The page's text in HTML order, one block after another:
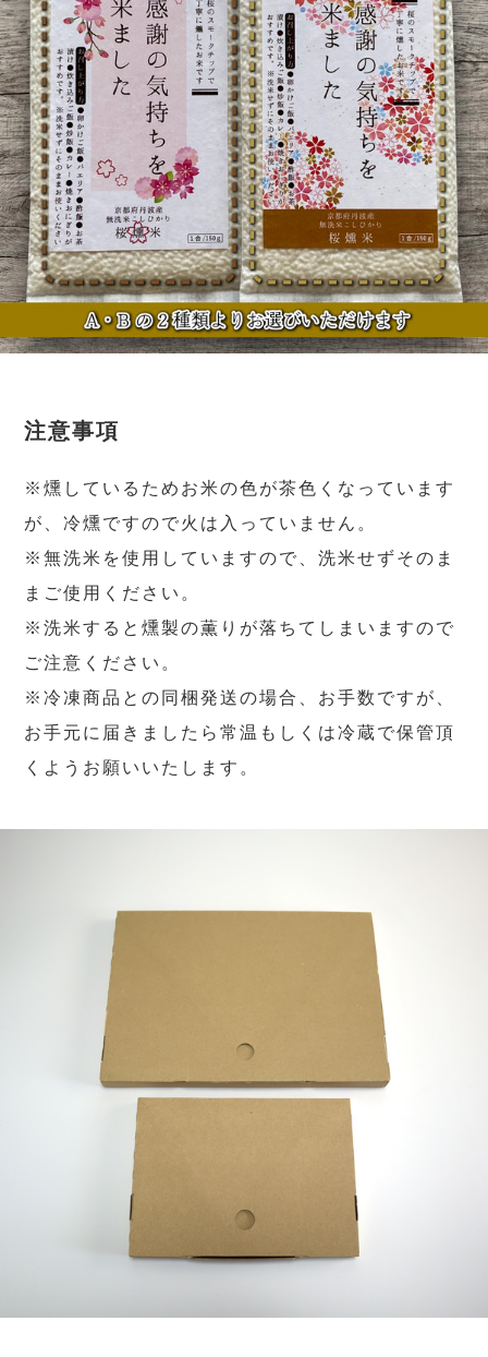
注意事項
※燻しているためお米の色が茶色くなっています
が、冷燻ですので火は入っていません。
※無洗米を使用していますので、洗米せずそのま
まご使用ください。
※洗米すると燻製の薫りが落ちてしまいますので
ご注意ください。
※冷凍商品との同梱発送の場合、お手数ですが、
お手元に届きましたら常温もしくは冷蔵で保管頂
くようお願いいたします。